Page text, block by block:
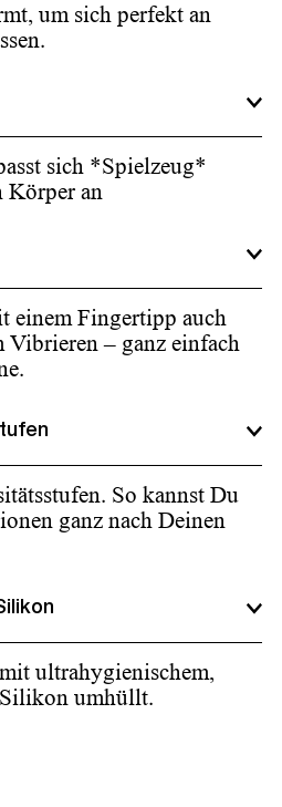
um sich perfekt an
sich *Spielzeug*
Körper an
einem Fingertipp auch
Vibrieren – ganz einfach
So kannst Du
ganz nach Deinen
ultrahygienischem,
umhüllt.